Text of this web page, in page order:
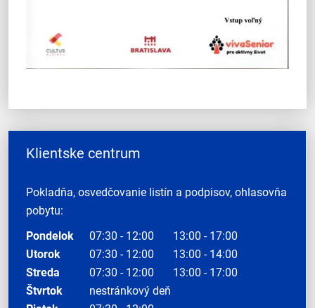
Klientske centrum
Pokladňa, osvedčovanie listín a podpisov, ohlasovňa
pobytu:
Pondelok
07:30 - 12:00
13:00 - 17:00
Utorok
07:30 - 12:00
13:00 - 14:00
Streda
07:30 - 12:00
13:00 - 17:00
Štvrtok
nestránkový deň